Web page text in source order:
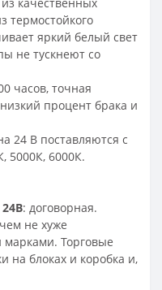
термостойкого
яркий белый свет
не тускнеют со
часов, точная
процент брака и
24 В поставляются с
5000К, 6000К.
: договорная.
не хуже
Торговые
на блоках и коробка и,